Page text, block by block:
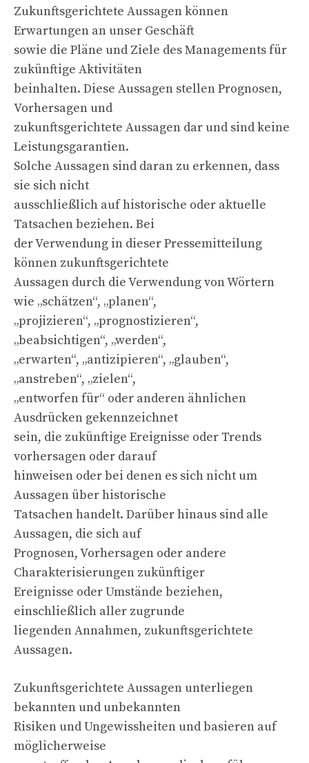
Zukunftsgerichtete Aussagen können
Erwartungen an unser Geschäft
sowie die Pläne und Ziele des Managements für
zukünftige Aktivitäten
beinhalten. Diese Aussagen stellen Prognosen,
Vorhersagen und
zukunftsgerichtete Aussagen dar und sind keine
Leistungsgarantien.
Solche Aussagen sind daran zu erkennen, dass
sie sich nicht
ausschließlich auf historische oder aktuelle
Tatsachen beziehen. Bei
der Verwendung in dieser Pressemitteilung
können zukunftsgerichtete
Aussagen durch die Verwendung von Wörtern
wie „schätzen“, „planen“,
„projizieren“, „prognostizieren“,
„beabsichtigen“, „werden“,
„erwarten“, „antizipieren“, „glauben“,
„anstreben“, „zielen“,
„entworfen für“ oder anderen ähnlichen
Ausdrücken gekennzeichnet
sein, die zukünftige Ereignisse oder Trends
vorhersagen oder darauf
hinweisen oder bei denen es sich nicht um
Aussagen über historische
Tatsachen handelt. Darüber hinaus sind alle
Aussagen, die sich auf
Prognosen, Vorhersagen oder andere
Charakterisierungen zukünftiger
Ereignisse oder Umstände beziehen,
einschließlich aller zugrunde
liegenden Annahmen, zukunftsgerichtete
Aussagen.
Zukunftsgerichtete Aussagen unterliegen
bekannten und unbekannten
Risiken und Ungewissheiten und basieren auf
möglicherweise